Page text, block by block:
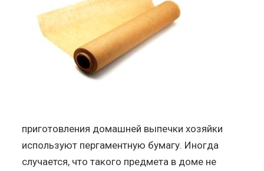
приготовления домашней выпечки хозяйки
используют пергаментную бумагу. Иногда
случается, что такого предмета в доме не